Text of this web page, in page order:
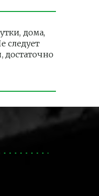
дома,
следует
достаточно